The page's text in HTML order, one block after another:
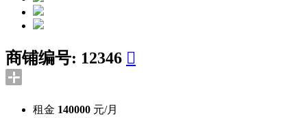
商铺编号: 12346 
租金 140000 元/月